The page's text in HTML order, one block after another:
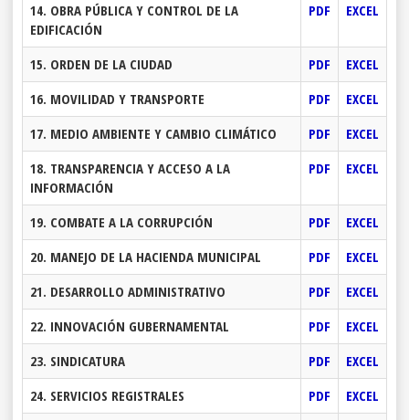
14. OBRA PÚBLICA Y CONTROL DE LA
EDIFICACIÓN
PDF EXCEL
15. ORDEN DE LA CIUDAD PDF
EXCEL
16. MOVILIDAD Y TRANSPORTE
PDF
EXCEL
17. MEDIO AMBIENTE Y CAMBIO CLIMÁTICO
PDF
EXCEL
18. TRANSPARENCIA Y ACCESO A LA
INFORMACIÓN
PDF EXCEL
19. COMBATE A LA CORRUPCIÓN PDF
EXCEL
20. MANEJO DE LA HACIENDA MUNICIPAL
PDF
EXCEL
21. DESARROLLO ADMINISTRATIVO
PDF
EXCEL
22. INNOVACIÓN GUBERNAMENTAL
PDF
EXCEL
23. SINDICATURA
PDF
EXCEL
24. SERVICIOS REGISTRALES
PDF
EXCEL